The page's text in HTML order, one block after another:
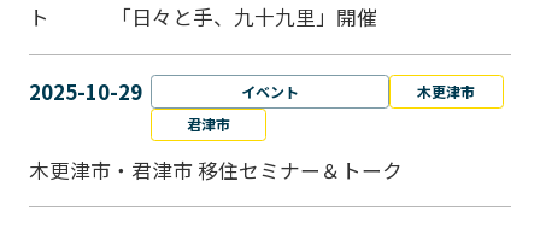
ト 「日々と手、九十九里」開催
2025-10-29 イベント
木更津市
君津市
木更津市・君津市 移住セミナー＆トーク